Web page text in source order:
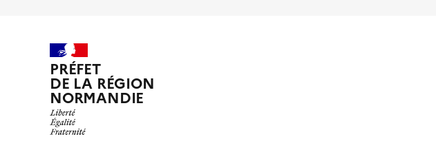
PRÉFET
DE LA RÉGION
NORMANDIE